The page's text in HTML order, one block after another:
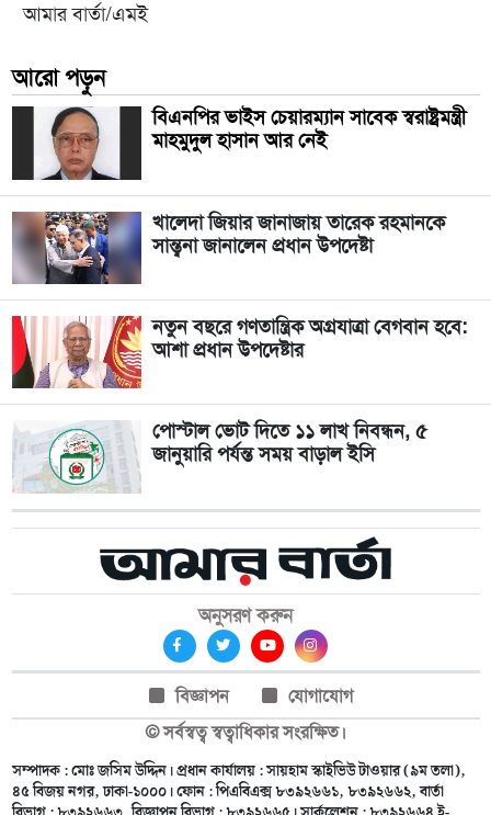
আমার বার্তা/এমই
আরো পড়ুন
বিএনপির ভাইস চেয়ারম্যান সাবেক স্বরাষ্ট্রমন্ত্রী
মাহমুদুল হাসান আর নেই
খালেদা জিয়ার জানাজায় তারেক রহমানকে
সান্ত্বনা জানালেন প্রধান উপদেষ্টা
নতুন বছরে গণতান্ত্রিক অগ্রযাত্রা বেগবান হবে:
আশা প্রধান উপদেষ্টার
পোস্টাল ভোট দিতে ১১ লাখ নিবন্ধন, ৫
জানুয়ারি পর্যন্ত সময় বাড়াল ইসি
অনুসরণ করুন
বিজ্ঞাপন
যোগাযোগ
© সর্বস্বত্ব স্বত্বাধিকার সংরক্ষিত।
সম্পাদক : মোঃ জসিম উদ্দিন। প্রধান কার্যালয় : সায়হাম স্কাইভিউ টাওয়ার (৯ম তলা),
৪৫ বিজয় নগর, ঢাকা-১০০০। ফোন : পিএবিএক্স ৮৩৯২৬৬১, ৮৩৯২৬৬২, বার্তা